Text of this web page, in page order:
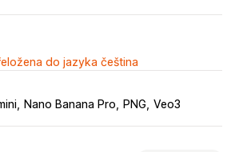
do jazyka čeština
Nano Banana Pro PNG Veo3